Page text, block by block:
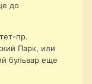
до
пр.
Парк, или
бульвар еще